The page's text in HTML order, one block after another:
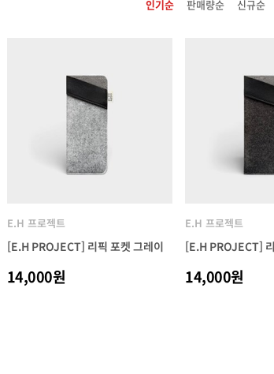
인기순 판매량순 신규순
E.H 프로젝트
[E.H PROJECT] 리픽 포켓 그레이
14,000원
E.H 프로젝트
[E.H PROJECT]
14,000원